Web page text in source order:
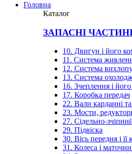
Головна
Каталог
ЗАПАСНІ
10. Двигун і його
11. Система
12. Система
13. Система
16. Зчеплення і
17. Коробка передач
22. Вали карданні
23. Мости,
27. Сідельно-
29. Підвіска
30. Вісь передня і
31. Колеса і